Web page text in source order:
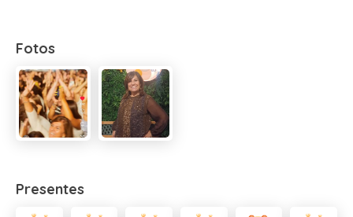
Fotos
Presentes